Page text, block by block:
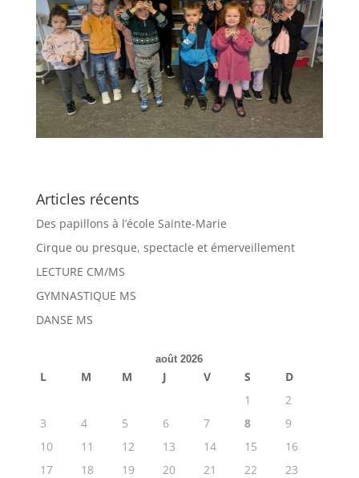
Articles récents
Des papillons à l’école Sainte-Marie
Cirque ou presque, spectacle et émerveillement
LECTURE CM/MS
GYMNASTIQUE MS
DANSE MS
août 2026
L M M J V S
D
1
2
3
4 5 6 7 8
9
10
11 12 13 14 15
16
17
18 19 20 21 22
23